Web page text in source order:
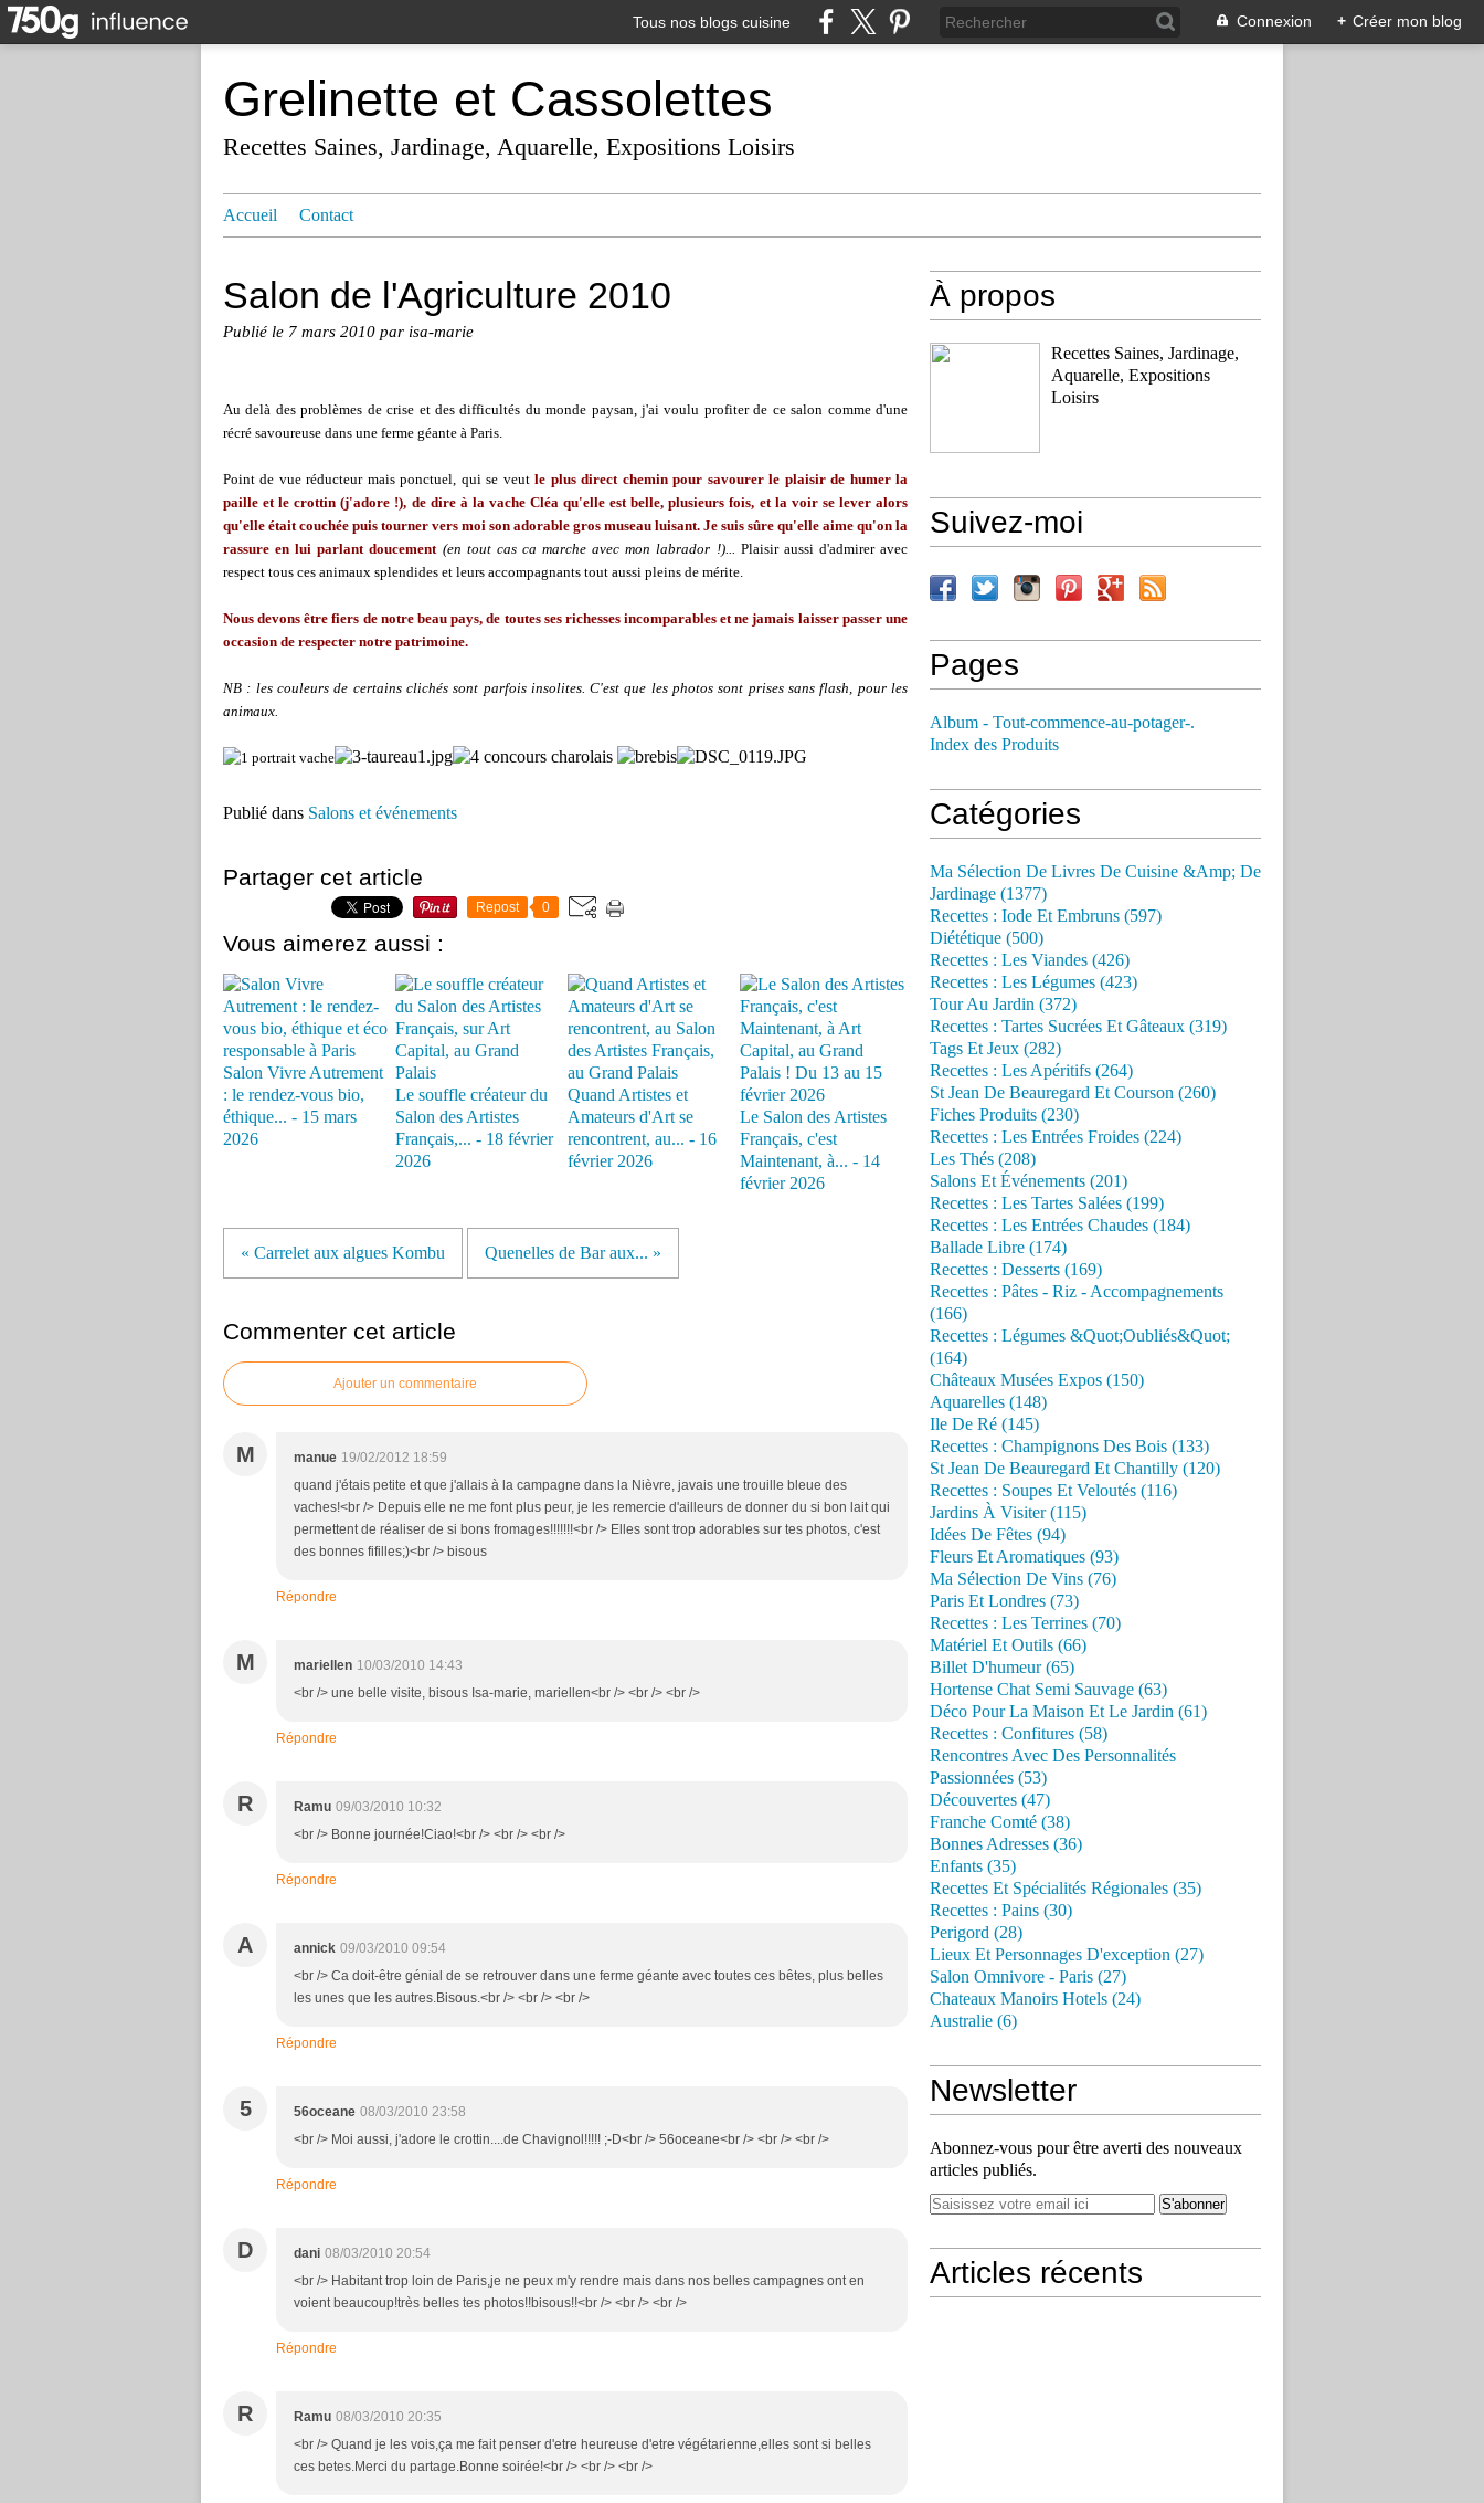
Tous nos blogs cuisine Connexion + Créer mon blog
Grelinette et Cassolettes
Recettes Saines, Jardinage, Aquarelle, Expositions Loisirs
Accueil Contact
Salon de l'Agriculture 2010
Publié le 7 mars 2010 par isa-marie
Au delà des problèmes de crise et des difficultés du monde paysan, j'ai voulu profiter de ce salon comme d'une
récré savoureuse dans une ferme géante à Paris.
Point de vue réducteur mais ponctuel, qui se veutle plus direct chemin pour savourer le plaisir de humer la
paille et le crottin (j'adore !), de dire à la vache Cléa qu'elle est belle, plusieurs fois, et la voir se lever alors
qu'elle était couchée puis tourner vers moi son adorable gros museau luisant. Je suis sûre qu'elle aime qu'on la
rassure en lui parlant doucement (en tout cas ca marche avec mon labrador !)... Plaisir aussi d'admirer avec
respect tous ces animaux splendides et leurs accompagnants tout aussi pleins de mérite.
Nous devons être fiers de notre beau pays, de toutes ses richesses incomparables et ne jamais laisser passer une
occasion de respecter notre patrimoine.
NB : les couleurs de certains clichés sont parfois insolites. C'est que les photos sont prises sans flash, pour les
animaux.
Publié dans Salons et événements
Partager cet article
Repost 0
Vous aimerez aussi :
Salon Vivre Autrement
: le rendez-vous bio,
éthique... - 15 mars
2026
Le souffle créateur du
Salon des Artistes
Français,... - 18 février
2026
Quand Artistes et
Amateurs d'Art se
rencontrent, au... - 16
février 2026
Le Salon des Artistes
Français, c'est
Maintenant, à... - 14
février 2026
« Carrelet aux algues Kombu Quenelles de Bar aux... »
Commenter cet article
Ajouter un commentaire
M manue 19/02/2012 18:59
quand j'étais petite et que j'allais à la campagne dans la Nièvre, javais une trouille bleue des
vaches!<br /> Depuis elle ne me font plus peur, je les remercie d'ailleurs de donner du si bon lait qui
permettent de réaliser de si bons fromages!!!!!!!<br /> Elles sont trop adorables sur tes photos, c'est
des bonnes fifilles;)<br /> bisous
Répondre
M mariellen 10/03/2010 14:43
<br /> une belle visite, bisous Isa-marie, mariellen<br /> <br /> <br />
Répondre
R Ramu 09/03/2010 10:32
<br /> Bonne journée!Ciao!<br /> <br /> <br />
Répondre
A annick 09/03/2010 09:54
<br /> Ca doit-être génial de se retrouver dans une ferme géante avec toutes ces bêtes, plus belles
les unes que les autres.Bisous.<br /> <br /> <br />
Répondre
5 56oceane 08/03/2010 23:58
<br /> Moi aussi, j'adore le crottin....de Chavignol!!!!! ;-D<br /> 56oceane<br /> <br /> <br />
Répondre
D dani 08/03/2010 20:54
<br /> Habitant trop loin de Paris,je ne peux m'y rendre mais dans nos belles campagnes ont en
voient beaucoup!très belles tes photos!!bisous!!<br /> <br /> <br />
Répondre
R Ramu 08/03/2010 20:35
<br /> Quand je les vois,ça me fait penser d'etre heureuse d'etre végétarienne,elles sont si belles
ces betes.Merci du partage.Bonne soirée!<br /> <br /> <br />
À propos
Recettes Saines, Jardinage,
Aquarelle, Expositions
Loisirs
Suivez-moi
Pages
Album - Tout-commence-au-potager-.
Index des Produits
Catégories
Ma Sélection De Livres De Cuisine &Amp; De
Jardinage (1377)
Recettes : Iode Et Embruns (597)
Diététique (500)
Recettes : Les Viandes (426)
Recettes : Les Légumes (423)
Tour Au Jardin (372)
Recettes : Tartes Sucrées Et Gâteaux (319)
Tags Et Jeux (282)
Recettes : Les Apéritifs (264)
St Jean De Beauregard Et Courson (260)
Fiches Produits (230)
Recettes : Les Entrées Froides (224)
Les Thés (208)
Salons Et Événements (201)
Recettes : Les Tartes Salées (199)
Recettes : Les Entrées Chaudes (184)
Ballade Libre (174)
Recettes : Desserts (169)
Recettes : Pâtes - Riz - Accompagnements
(166)
Recettes : Légumes &Quot;Oubliés&Quot;
(164)
Châteaux Musées Expos (150)
Aquarelles (148)
Ile De Ré (145)
Recettes : Champignons Des Bois (133)
St Jean De Beauregard Et Chantilly (120)
Recettes : Soupes Et Veloutés (116)
Jardins À Visiter (115)
Idées De Fêtes (94)
Fleurs Et Aromatiques (93)
Ma Sélection De Vins (76)
Paris Et Londres (73)
Recettes : Les Terrines (70)
Matériel Et Outils (66)
Billet D'humeur (65)
Hortense Chat Semi Sauvage (63)
Déco Pour La Maison Et Le Jardin (61)
Recettes : Confitures (58)
Rencontres Avec Des Personnalités
Passionnées (53)
Découvertes (47)
Franche Comté (38)
Bonnes Adresses (36)
Enfants (35)
Recettes Et Spécialités Régionales (35)
Recettes : Pains (30)
Perigord (28)
Lieux Et Personnages D'exception (27)
Salon Omnivore - Paris (27)
Chateaux Manoirs Hotels (24)
Australie (6)
Newsletter
Abonnez-vous pour être averti des nouveaux
articles publiés.
Articles récents